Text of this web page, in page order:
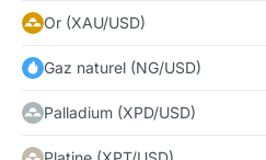
Or (XAU/USD)
Gaz naturel (NG/USD)
Palladium (XPD/USD)